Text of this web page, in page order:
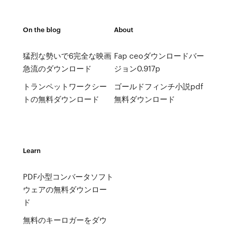
On the blog
猛烈な勢いで6完全な映画
急流のダウンロード
トランペットワークシー
トの無料ダウンロード
About
Fap ceoダウンロードバー
ジョン0.917p
ゴールドフィンチ小説pdf
無料ダウンロード
Learn
PDF小型コンバータソフト
ウェアの無料ダウンロー
ド
無料のキーロガーをダウ